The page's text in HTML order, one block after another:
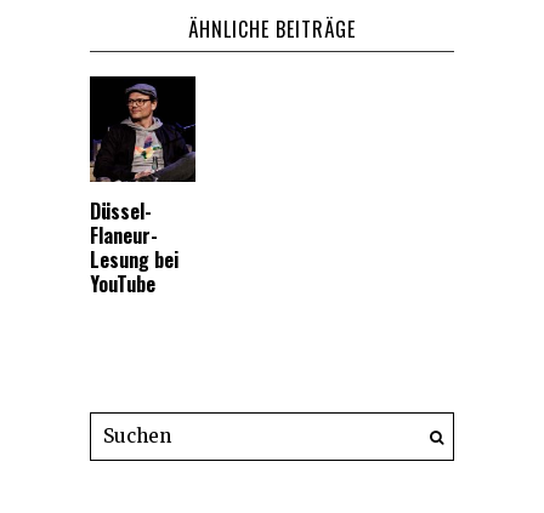
ÄHNLICHE BEITRÄGE
Düssel-
Flaneur-
Lesung bei
YouTube